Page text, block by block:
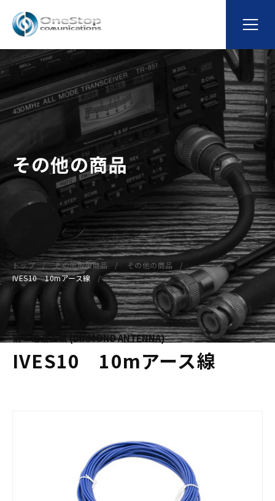
その他の商品
トップ その他取扱商品
その他の商品
IVES10 10mアース線
第一電波工業 (DIAMOND ANTENNA)
IVES10 10mアース線